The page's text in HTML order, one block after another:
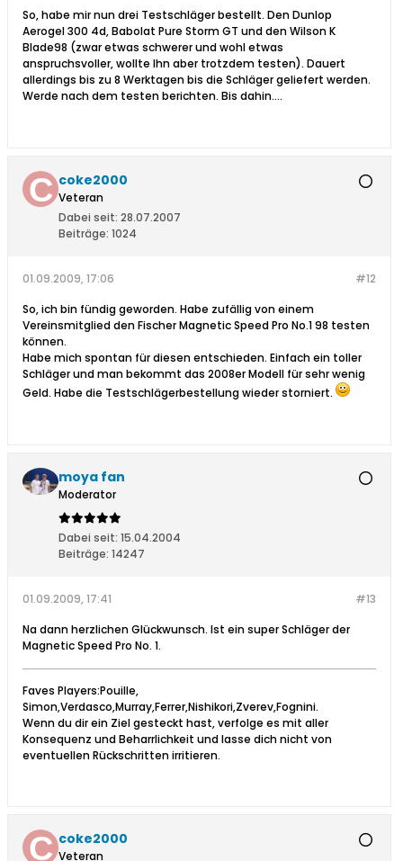
So, habe mir nun drei Testschläger bestellt. Den Dunlop
Aerogel 300 4d, Babolat Pure Storm GT und den Wilson K
Blade98 (zwar etwas schwerer und wohl etwas
anspruchsvoller, wollte Ihn aber trotzdem testen). Dauert
allerdings bis zu 8 Werktagen bis die Schläger geliefert werden.
Werde nach dem testen berichten. Bis dahin....
coke2000
Veteran
Dabei seit: 28.07.2007
Beiträge: 1024
#12
01.09.2009, 17:06
So, ich bin fündig geworden. Habe zufällig von einem
Vereinsmitglied den Fischer Magnetic Speed Pro No.1 98 testen
können.
Habe mich spontan für diesen entschieden. Einfach ein toller
Schläger und man bekommt das 2008er Modell für sehr wenig
Geld. Habe die Testschlägerbestellung wieder storniert.
moya fan
Moderator
Dabei seit: 15.04.2004
Beiträge: 14247
#13
01.09.2009, 17:41
Na dann herzlichen Glückwunsch. Ist ein super Schläger der
Magnetic Speed Pro No. 1.
Faves Players:Pouille,
Simon,Verdasco,Murray,Ferrer,Nishikori,Zverev,Fognini.
Wenn du dir ein Ziel gesteckt hast, verfolge es mit aller
Konsequenz und Beharrlichkeit und lasse dich nicht von
eventuellen Rückschritten irritieren.
coke2000
Veteran